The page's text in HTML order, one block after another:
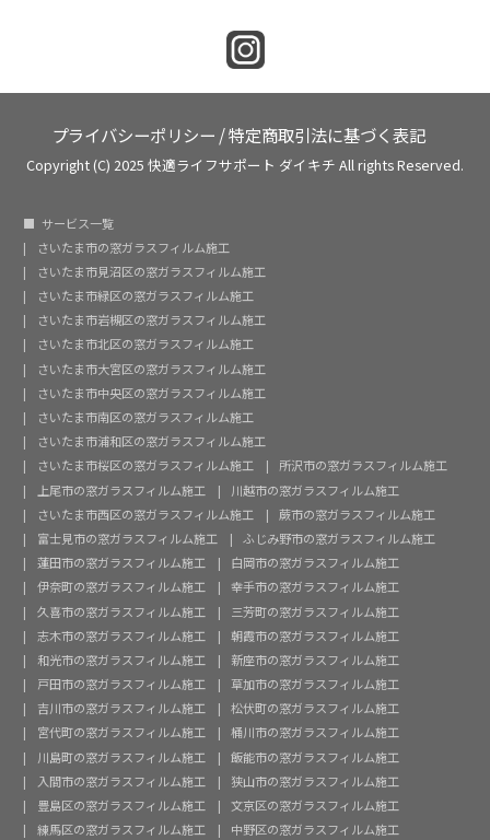
プライバシーポリシー /特定商取引法に基づく表記
Copyright (C) 2025 快適ライフサポート ダイキチ All rights Reserved.
サービス一覧
さいたま市の窓ガラスフィルム施工
さいたま市見沼区の窓ガラスフィルム施工
さいたま市緑区の窓ガラスフィルム施工
さいたま市岩槻区の窓ガラスフィルム施工
さいたま市北区の窓ガラスフィルム施工
さいたま市大宮区の窓ガラスフィルム施工
さいたま市中央区の窓ガラスフィルム施工
さいたま市南区の窓ガラスフィルム施工
さいたま市浦和区の窓ガラスフィルム施工
さいたま市桜区の窓ガラスフィルム施工
所沢市の窓ガラスフィルム施工
上尾市の窓ガラスフィルム施工
川越市の窓ガラスフィルム施工
さいたま市西区の窓ガラスフィルム施工
蕨市の窓ガラスフィルム施工
富士見市の窓ガラスフィルム施工
ふじみ野市の窓ガラスフィルム施工
蓮田市の窓ガラスフィルム施工
白岡市の窓ガラスフィルム施工
伊奈町の窓ガラスフィルム施工
幸手市の窓ガラスフィルム施工
久喜市の窓ガラスフィルム施工
三芳町の窓ガラスフィルム施工
志木市の窓ガラスフィルム施工
朝霞市の窓ガラスフィルム施工
和光市の窓ガラスフィルム施工
新座市の窓ガラスフィルム施工
戸田市の窓ガラスフィルム施工
草加市の窓ガラスフィルム施工
吉川市の窓ガラスフィルム施工
松伏町の窓ガラスフィルム施工
宮代町の窓ガラスフィルム施工
桶川市の窓ガラスフィルム施工
川島町の窓ガラスフィルム施工
飯能市の窓ガラスフィルム施工
入間市の窓ガラスフィルム施工
狭山市の窓ガラスフィルム施工
豊島区の窓ガラスフィルム施工
文京区の窓ガラスフィルム施工
練馬区の窓ガラスフィルム施工
中野区の窓ガラスフィルム施工